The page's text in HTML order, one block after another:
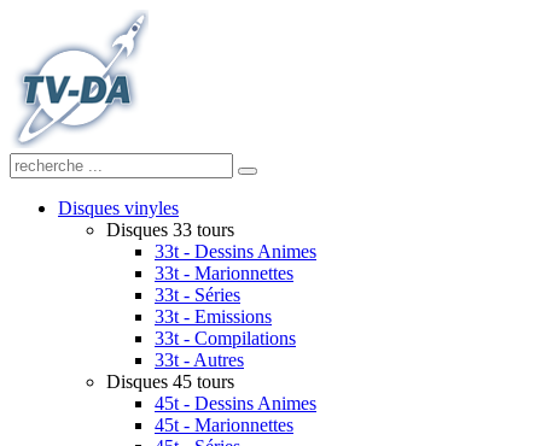
Disques vinyles
Disques 33 tours
33t - Dessins Animes
33t - Marionnettes
33t - Séries
33t - Emissions
33t - Compilations
33t - Autres
Disques 45 tours
45t - Dessins Animes
45t - Marionnettes